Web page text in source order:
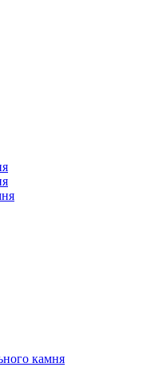
камня